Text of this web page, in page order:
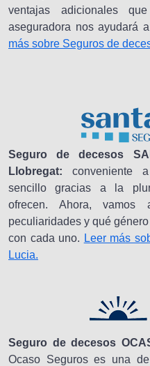
ventajas adicionales
aseguradora nos ayudará
más sobre Seguros de
Seguro de decesos
Llobregat: conveniente
sencillo gracias a la
ofrecen. Ahora,
peculiaridades y qué
con cada uno. Leer más
Lucia.
Seguro de decesos
Ocaso Seguros es una